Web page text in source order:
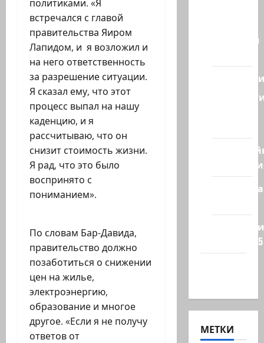
политиками. «Я
встречался с главой
правительства Яиром
Лапидом, и я возложил и
на него ответственность
за разрешение ситуации.
Я сказал ему, что этот
процесс выпал на нашу
каденцию, и я
рассчитываю, что он
снизит стоимость жизни.
Я рад, что это было
воспринято с
пониманием».
По словам Бар-Давида,
правительство должно
позаботиться о снижении
цен на жилье,
электроэнергию,
образование и многое
другое. «Если я не получу
ответов от
Ближний
Полемика
сайта 2025
МЕТКИ